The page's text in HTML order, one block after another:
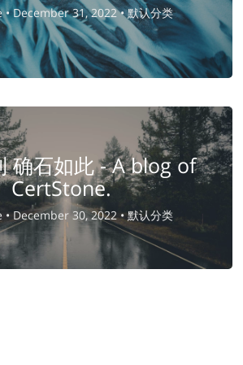
•December 31, 2022 •默认分类
确石如此 - A blog of
CertStone.
•December 30, 2022 • 默认分类